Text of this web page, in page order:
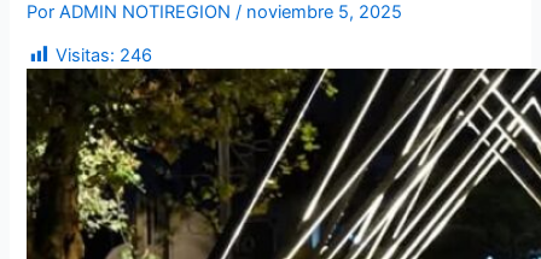
PorADMIN NOTIREGION/ noviembre 5, 2025
Visitas: 246